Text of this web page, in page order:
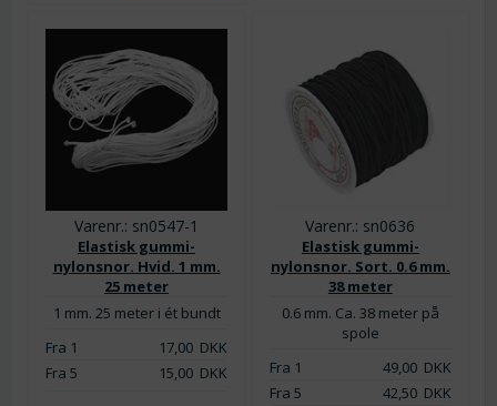
Varenr.: sn0547-1
Elastisk gummi-
nylonsnor. Hvid. 1 mm.
25 meter
1 mm. 25 meter i ét bundt
Fra 1
17,00DKK
Fra 5
15,00DKK
Varenr.: sn0636
Elastisk gummi-
nylonsnor. Sort. 0.6 mm.
38 meter
0.6 mm. Ca. 38 meter på
spole
Fra 1
49,00DKK
Fra 5
42,50DKK